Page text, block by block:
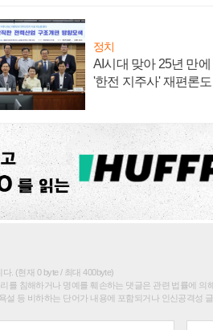
정치
AI시대 맞아 25년 만
'한전 지주사' 재편론도
. (현재 0 byte / 최대 400byte)
를 침해하거나 명예를 훼손하는 댓글은 관련 법률에 의
설 등 비하하는 단어가 내용에 포함되거나 인신공격성